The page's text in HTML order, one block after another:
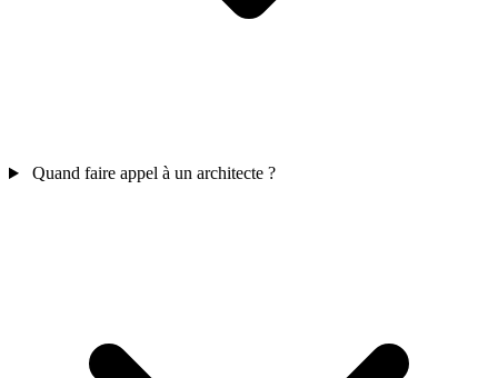
Quand faire appel à un architecte ?